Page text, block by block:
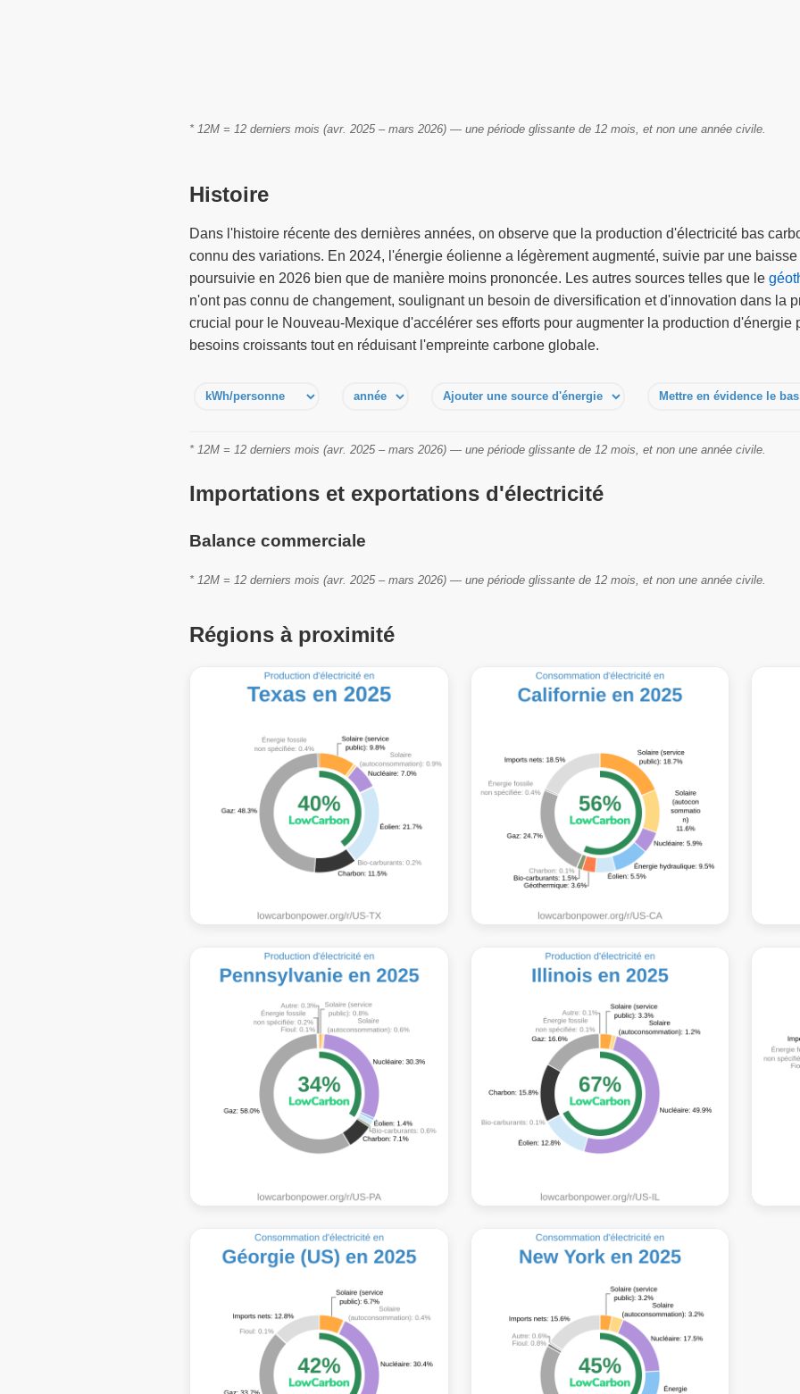
* 12M = 12 derniers mois (avr. 2025 – mars 2026) — une période glissante de 12 mois, et non une année civile.
Histoire
Dans l'histoire récente des dernières années, on observe que la production d'électricité bas
connu des variations. En 2024, l'énergie éolienne a légèrement augmenté, suivie par une
poursuivie en 2026 bien que de manière moins prononcée. Les autres sources telles que le
n'ont pas connu de changement, soulignant un besoin de diversification et d'innovation dans la
crucial pour le Nouveau-Mexique d'accélérer ses efforts pour augmenter la production d'énergie
besoins croissants tout en réduisant l'empreinte carbone globale.
* 12M = 12 derniers mois (avr. 2025 – mars 2026) — une période glissante de 12 mois, et non une année civile.
Importations et exportations d'électricité
Balance commerciale
* 12M = 12 derniers mois (avr. 2025 – mars 2026) — une période glissante de 12 mois, et non une année civile.
Régions à proximité